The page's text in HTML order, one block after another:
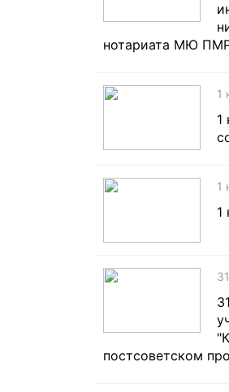
нотариата МЮ ПМР
1
1
1
1
постсоветском